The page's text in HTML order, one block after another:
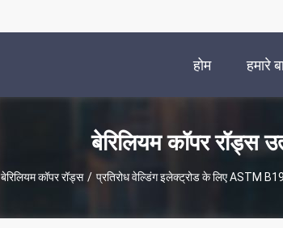
होम हमारे
बेरिलियम कॉपर रॉड्स
बेरिलियम कॉपर रॉड्स / प्रतिरोध वेल्डिंग इलेक्ट्रोड के लिए ASTM